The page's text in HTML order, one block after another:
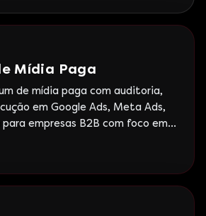
Mídia Paga
de mídia paga com auditoria,
em Google Ads, Meta Ads,
para empresas B2B com foco em